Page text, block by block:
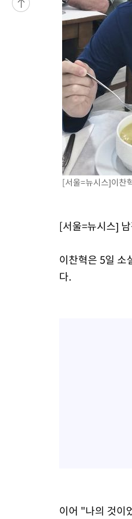
-27023초 전 >
외국인 심판 성 접대
[속보]코스닥, 2.86포
[속보]코스피, 6200
[속보]원·달러 환율,
[속보] 노원서 40.1도
[속보]종합특검, '계
외신들도 주목한 韓
11시간 압수수색에
[속보]규제합리화위
[속보]국힘 윤리위, '
[속보] 7월 중국 수
민주 콩고 에볼라환자
"미 전국적 살모네라
[속보]경찰·노동부,
[서울=뉴시스]이찬
[서울=뉴시스]
이찬혁은 5일 소
다.
이어 "나의 것이